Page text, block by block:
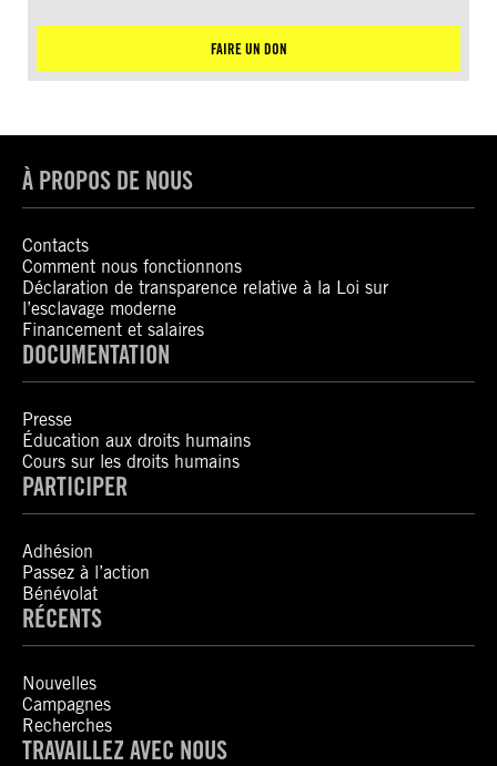
FAIRE UN DON
À PROPOS DE NOUS
Contacts
Comment nous fonctionnons
Déclaration de transparence relative à la Loi sur
l’esclavage moderne
Financement et salaires
DOCUMENTATION
Presse
Éducation aux droits humains
Cours sur les droits humains
PARTICIPER
Adhésion
Passez à l’action
Bénévolat
RÉCENTS
Nouvelles
Campagnes
Recherches
TRAVAILLEZ AVEC NOUS